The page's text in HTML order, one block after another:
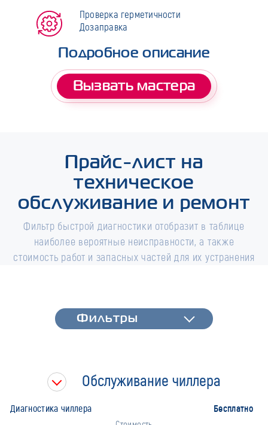
Проверка герметичности
Дозаправка
Подробное описание
Вызвать мастера
Прайс-лист на
техническое
обслуживание и ремонт
Фильтр быстрой диагностики отобразит в таблице
наиболее вероятные неисправности, а также
стоимость работ и запасных частей для их устранения
Фильтры
Марка
Фильтры
Обслуживание чиллера
Диагностика чиллера Бесплатно